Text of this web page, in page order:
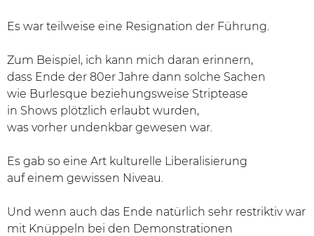
Es war teilweise eine Resignation der Führung.
Zum Beispiel, ich kann mich daran erinnern,
dass Ende der 80er Jahre dann solche Sachen
wie Burlesque beziehungsweise Striptease
in Shows plötzlich erlaubt wurden,
was vorher undenkbar gewesen war.
Es gab so eine Art kulturelle Liberalisierung
auf einem gewissen Niveau.
Und wenn auch das Ende natürlich sehr restriktiv war
mit Knüppeln bei den Demonstrationen